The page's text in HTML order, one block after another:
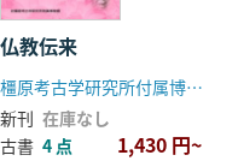
仏教伝来
橿原考古学研究所付属博物館
新刊 在庫なし
古書 4 点 1,430 円~